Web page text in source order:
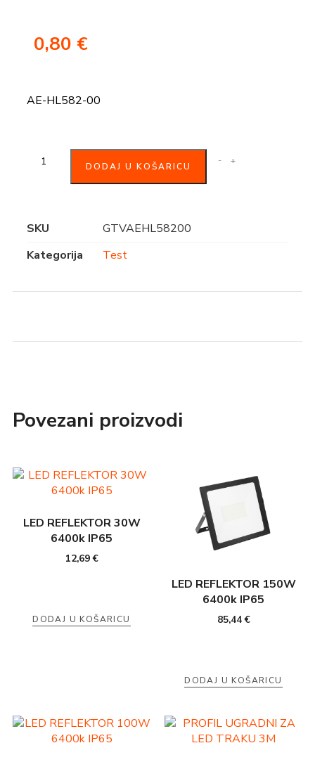
0,80 €
AE-HL582-00
- +
DODAJ U KOŠARICU
SKU
GTVAEHL58200
Kategorija
Test
Povezani proizvodi
LED REFLEKTOR 30W
6400k IP65
12,69€
DODAJ U KOŠARICU
LED REFLEKTOR 150W
6400k IP65
85,44€
DODAJ U KOŠARICU